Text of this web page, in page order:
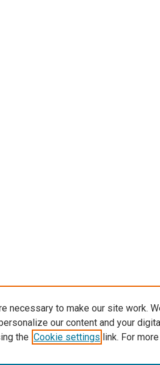
necessary to make our site work.
our content and your
the Cookie settings link. For